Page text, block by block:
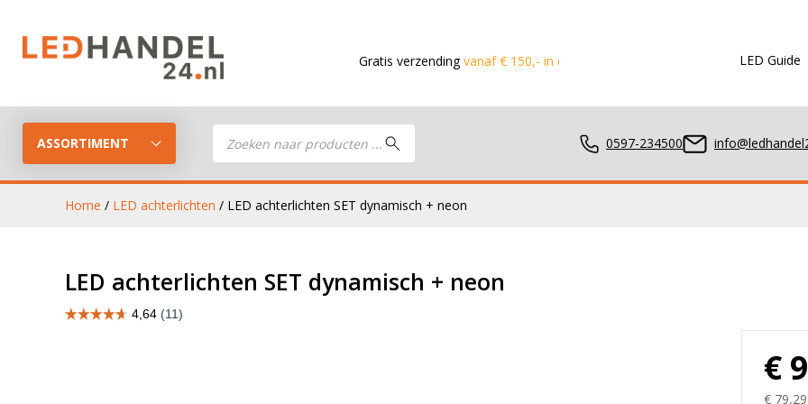
Gratis verzendingvanaf € 150,- in de Benelux Dezelfde
LED Guide
ASSORTIMENT
Producten
zoeken 0597-234500
LED Guide
Stel je eigen LED-pakket samen
LED werklampen
Home / LED achterlichten / LED achterlichten SET dynamisch + neon
LED achterlichten SET dynamisch + neon
€
€